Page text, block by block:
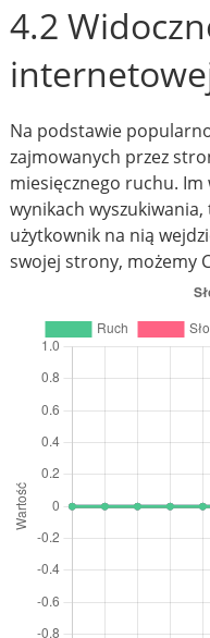
4.2
Na podstawie
zajmowanych przez
miesięcznego ruchu.
wynikach wyszukiwania,
użytkownik na nią
swojej strony, możemy